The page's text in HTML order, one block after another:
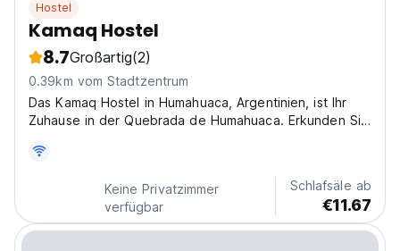
Hostel
Kamaq Hostel
8.7Großartig(2)
0.39km vom Stadtzentrum
Das Kamaq Hostel in Humahuaca, Argentinien, ist Ihr
Zuhause in der Quebrada de Humahuaca. Erkunden Sie
gemütlichen Hostel aus. (Auto-translated from original
Keine Privatzimmer
verfügbar
Schlafsäle ab
€11.67